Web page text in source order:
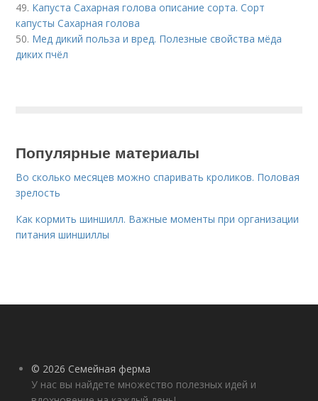
49. Капуста Сахарная голова описание сорта. Сорт
капусты Сахарная голова
50. Мед дикий польза и вред. Полезные свойства мёда
диких пчёл
Популярные материалы
Во сколько месяцев можно спаривать кроликов. Половая
зрелость
Как кормить шиншилл. Важные моменты при организации
питания шиншиллы
© 2026 Семейная ферма
У нас вы найдете множество полезных идей и